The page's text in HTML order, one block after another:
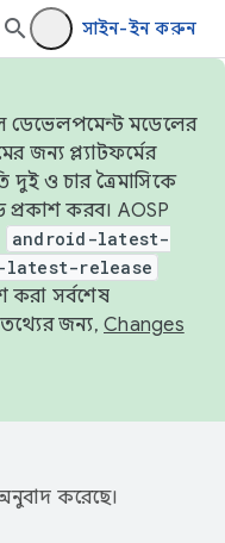
সাইন-ইন করুন
ডেভেলপমেন্ট মডেলের
জন্য প্ল্যাটফর্মের
দুই ও চার ত্রৈমাসিকে
করব। AOSP
android-latest-
latest-release
করা সর্বশেষ
জন্য, Changes
করেছে।